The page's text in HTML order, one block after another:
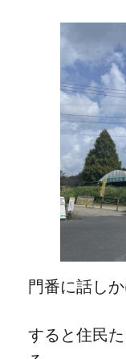
門番に話し
すると住民